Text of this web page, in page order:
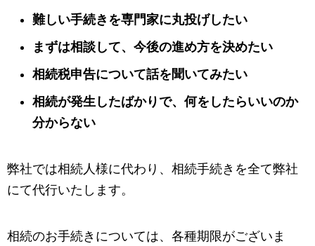
難しい手続きを専門家に丸投げしたい
まずは相談して、今後の進め方を決めたい
相続税申告について話を聞いてみたい
相続が発生したばかりで、何をしたらいいのか
分からない
弊社では相続人様に代わり、相続手続きを全て弊社
にて代行いたします。
相続のお手続きについては、各種期限がございま